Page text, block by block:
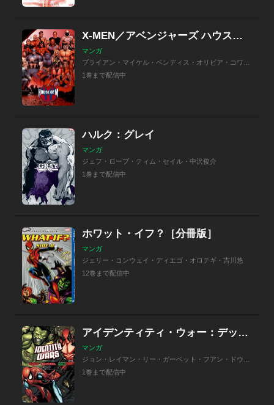
X-MEN／アベンジャーズ ハウス・オブ・M
マンガ
1巻まで配信中
ハルク：グレイ
マンガ
ジェフ・ローブ・ティム・セイル・中沢俊介
1巻まで配信中
ホワット・イフ？［分冊版］
マンガ
ジェリー・コンウェイ・ディエゴ・オロテギ・吉川悠
12巻まで配信中
アイデンティティ・ウォー：デッドプール／スパイダーマン／ハルク
マンガ
1巻まで配信中